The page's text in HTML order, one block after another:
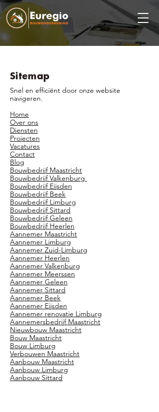
Sitemap
Snel en efficiënt door onze website
navigeren.
Home
Over ons
Diensten
Projecten
Vacatures
Contact
Blog
Bouwbedrijf Maastricht
Bouwbedrijf Valkenburg
Bouwbedrijf Eijsden
Bouwbedrijf Beek
Bouwbedrijf Limburg
Bouwbedrijf Sittard
Bouwbedrijf Geleen
Bouwbedrijf Heerlen
Aannemer Maastricht
Aannemer Limburg
Aannemer Zuid-Limburg
Aannemer Heerlen
Aannemer Valkenburg
Aannemer Meerssen
Aannemer Geleen
Aannemer Sittard
Aannemer Beek
Aannemer Eijsden
Aannemer renovatie Limburg
Aannemersbedrijf Maastricht
Nieuwbouw Maastricht
Bouw Maastricht
Bouw Limburg
Verbouwen Maastricht
Aanbouw Maastricht
Aanbouw Limburg
Aanbouw Sittard